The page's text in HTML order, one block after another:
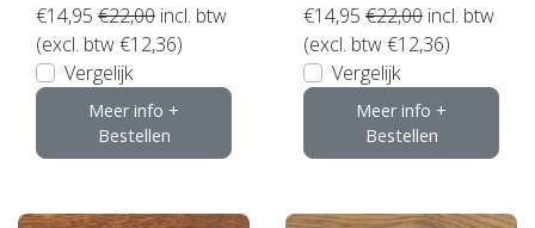
€14,95 €22,00 incl. btw
(excl. btw €12,36)
Vergelijk
Meer info +
Bestellen
€14,95 €22,00 incl. btw
(excl. btw €12,36)
Vergelijk
Meer info +
Bestellen